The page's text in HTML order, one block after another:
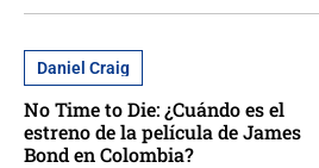
Daniel Craig
No Time to Die: ¿Cuándo es el
estreno de la película de James
Bond en Colombia?